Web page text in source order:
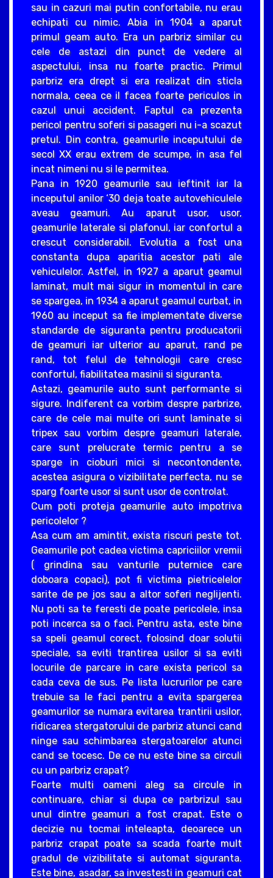
sau in cazuri mai putin confortabile, nu erau
echipati cu nimic. Abia in 1904 a aparut
primul geam auto. Era un parbriz similar cu
cele de astazi din punct de vedere al
aspectului, insa nu foarte practic. Primul
parbriz era drept si era realizat din sticla
normala, ceea ce il facea foarte periculos in
cazul unui accident. Faptul ca prezenta
pericol pentru soferi si pasageri nu i-a scazut
pretul. Din contra, geamurile inceputului de
secol XX erau extrem de scumpe, in asa fel
incat nimeni nu si le permitea.
Pana in 1920 geamurile sau ieftinit iar la
inceputul anilor ‘30 deja toate autovehiculele
aveau geamuri. Au aparut usor, usor,
geamurile laterale si plafonul, iar confortul a
crescut considerabil. Evolutia a fost una
constanta dupa aparitia acestor pati ale
vehiculelor. Astfel, in 1927 a aparut geamul
laminat, mult mai sigur in momentul in care
se spargea, in 1934 a aparut geamul curbat, in
1960 au inceput sa fie implementate diverse
standarde de siguranta pentru producatorii
de geamuri iar ulterior au aparut, rand pe
rand, tot felul de tehnologii care cresc
confortul, fiabilitatea masinii si siguranta.
Astazi, geamurile auto sunt performante si
sigure. Indiferent ca vorbim despre parbrize,
care de cele mai multe ori sunt laminate si
tripex sau vorbim despre geamuri laterale,
care sunt prelucrate termic pentru a se
sparge in cioburi mici si necontondente,
acestea asigura o vizibilitate perfecta, nu se
sparg foarte usor si sunt usor de controlat.
Cum poti proteja geamurile auto impotriva
pericolelor ?
Asa cum am amintit, exista riscuri peste tot.
Geamurile pot cadea victima capriciilor vremii
( grindina sau vanturile puternice care
doboara copaci), pot fi victima pietricelelor
sarite de pe jos sau a altor soferi neglijenti.
Nu poti sa te feresti de poate pericolele, insa
poti incerca sa o faci. Pentru asta, este bine
sa speli geamul corect, folosind doar solutii
speciale, sa eviti trantirea usilor si sa eviti
locurile de parcare in care exista pericol sa
cada ceva de sus. Pe lista lucrurilor pe care
trebuie sa le faci pentru a evita spargerea
geamurilor se numara evitarea trantirii usilor,
ridicarea stergatorului de parbriz atunci cand
ninge sau schimbarea stergatoarelor atunci
cand se tocesc. De ce nu este bine sa circuli
cu un parbriz crapat?
Foarte multi oameni aleg sa circule in
continuare, chiar si dupa ce parbrizul sau
unul dintre geamuri a fost crapat. Este o
decizie nu tocmai inteleapta, deoarece un
parbriz crapat poate sa scada foarte mult
gradul de vizibilitate si automat siguranta.
Este bine, asadar, sa investesti in geamuri cat